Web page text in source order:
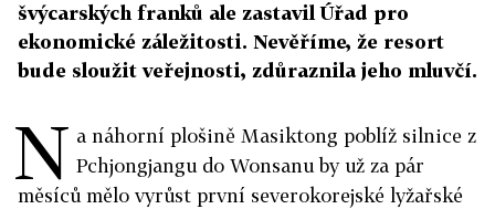
švýcarských franků ale zastavil Úřad pro
ekonomické záležitosti. Nevěříme, že resort
bude sloužit veřejnosti, zdůraznila jeho mluvčí.
N a náhorní plošině Masiktong poblíž silnice z
Pchjongjangu do Wonsanu by už za pár
měsíců mělo vyrůst první severokorejské lyžařské